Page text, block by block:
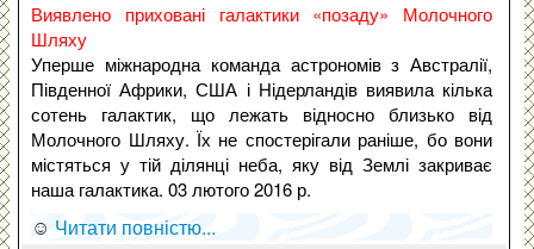
Виявлено приховані галактики «позаду» Молочного
Шляху
Уперше міжнародна команда астрономів з Австралії,
Південної Африки, США і Нідерландів виявила кілька
сотень галактик, що лежать відносно близько від
Молочного Шляху. Їх не спостерігали раніше, бо вони
містяться у тій ділянці неба, яку від Землі закриває
наша галактика. 03 лютого 2016 р.
☺ Читати повністю...